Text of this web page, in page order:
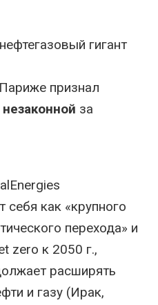
гигант
признал
незаконной за
себя как «крупного
перехода» и
zero к 2050 г.,
расширять
и газу (Ирак,